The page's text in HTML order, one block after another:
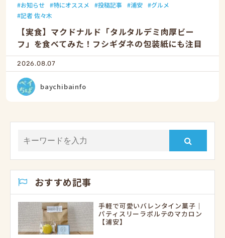
お知らせ 特にオススメ 投稿記事 浦安
グルメ
記者 佐々木
【実食】マクドナルド「タルタルデミ肉厚ビー
フ」を食べてみた！フシギダネの包装紙にも注目
2026.08.07
baychibainfo
おすすめ記事
手軽で可愛いバレンタイン菓子｜
パティスリーラポルテのマカロン
【浦安】